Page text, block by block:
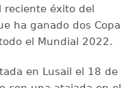
reciente éxito del
ha ganado dos Copa
el Mundial 2022.
en Lusail el 18 de